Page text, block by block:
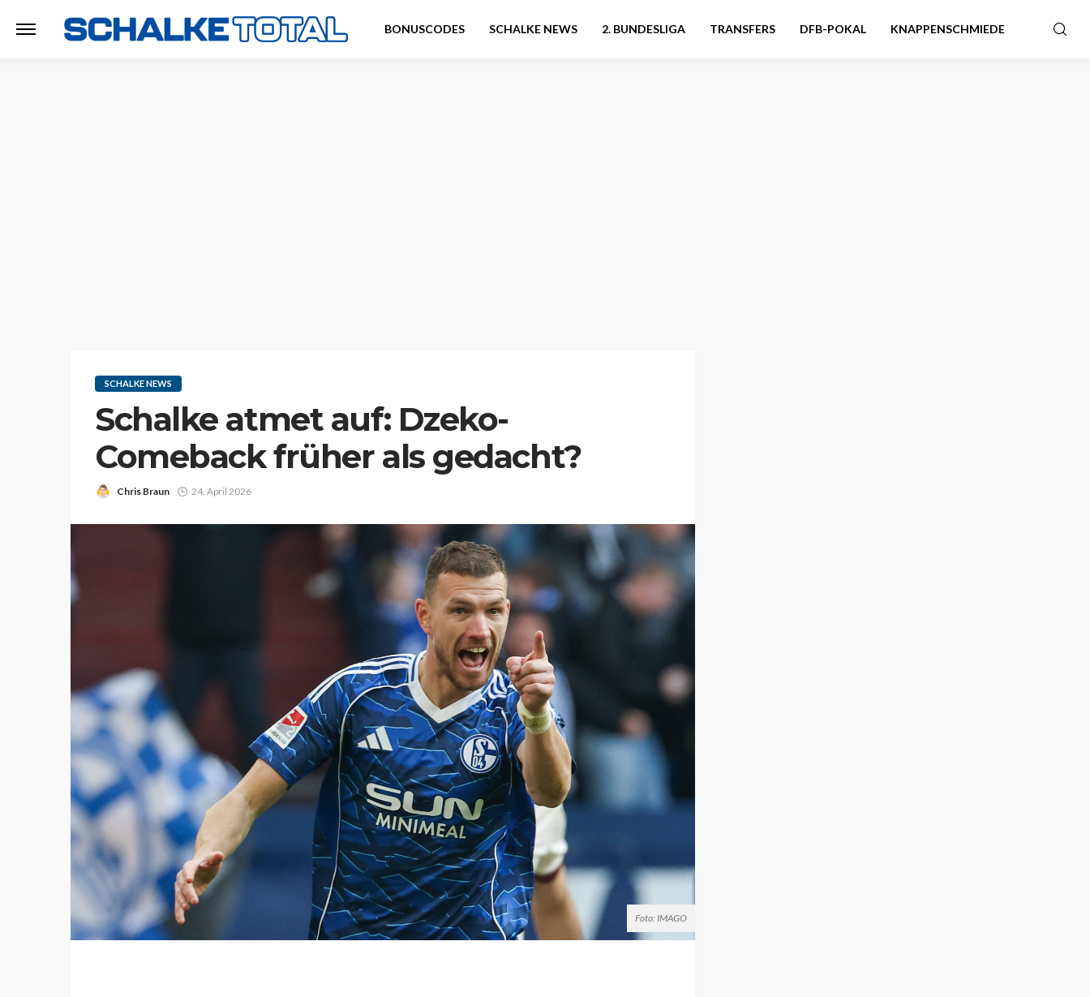
BONUSCODES SCHALKE NEWS 2. BUNDESLIGA TRANSFERS DFB-POKAL KNAPPENSCHMIEDE
SCHALKE NEWS
Schalke atmet auf: Dzeko-
Comeback früher als gedacht?
Chris Braun 24. April 2026
Foto: IMAGO